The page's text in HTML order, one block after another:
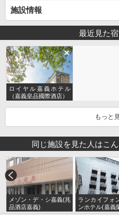
施設情報
最近見た
ロイヤル嘉義ホテル
（嘉義皇品國際酒店）
もっと
同じ施設を見た人はこ
メゾン・デ・シ嘉義(兆
品酒店嘉義)
ランカイフォ
ンホテル(嘉義